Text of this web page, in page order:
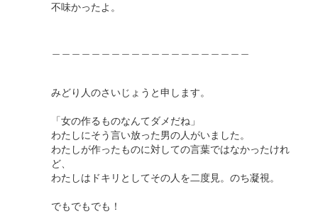
不味かったよ。
みどり人のさいじょうと申します。
「女の作るものなんてダメだね」
わたしにそう言い放った男の人がいました。
わたしが作ったものに対しての言葉ではなかったけれ
ど、
わたしはドキリとしてその人を二度見。のち凝視。
でもでもでも！